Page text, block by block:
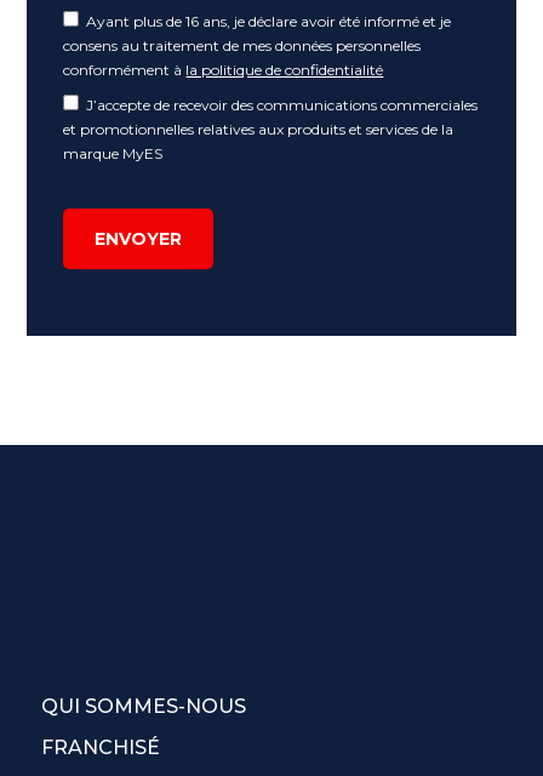
Ayant plus de 16 ans, je déclare avoir été informé et je
consens au traitement de mes données personnelles
conformément à la politique de confidentialité
J’accepte de recevoir des communications commerciales
et promotionnelles relatives aux produits et services de la
marque MyES
ENVOYER
QUI SOMMES-NOUS
FRANCHISÉ